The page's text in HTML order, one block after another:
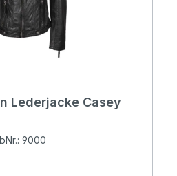
Lederjacke Casey
9000